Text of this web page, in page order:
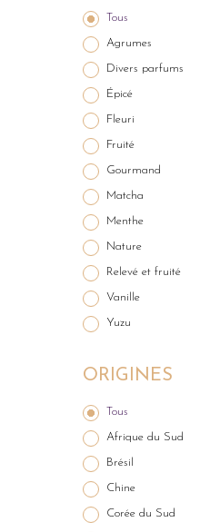
Tous
Agrumes
Divers parfums
Épicé
Fleuri
Fruité
Gourmand
Matcha
Menthe
Nature
Relevé et fruité
Vanille
Yuzu
ORIGINES
Tous
Afrique du Sud
Brésil
Chine
Corée du Sud